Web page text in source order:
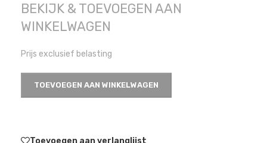
BEKIJK & TOEVOEGEN AAN
WINKELWAGEN
Prijs exclusief belasting
TOEVOEGEN AAN WINKELWAGEN
Toevoegen aan verlanglijst